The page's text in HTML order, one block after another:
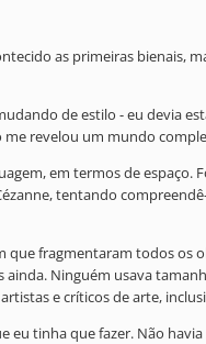
as primeiras bienais,
de estilo - eu devia
revelou um mundo
em termos de
tentando
fragmentaram todos os
Ninguém usava
e críticos de arte,
eu tinha que fazer. Não